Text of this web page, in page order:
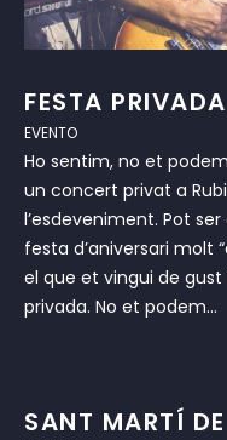
FESTA
EVENTO
Ho sentim, no et
un concert privat a
l’esdeveniment. Pot
festa d’aniversari molt
el que et vingui de
privada. No et podem...
SANT MARTÍ